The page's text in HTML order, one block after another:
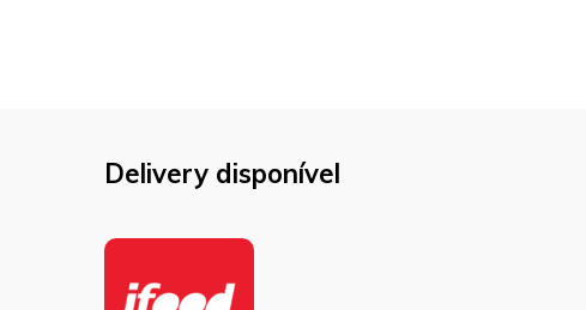
Delivery disponível